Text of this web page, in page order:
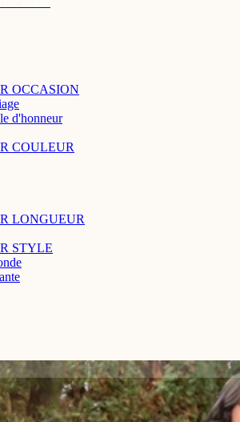
OCCASION
d'honneur
COULEUR
LONGUEUR
STYLE